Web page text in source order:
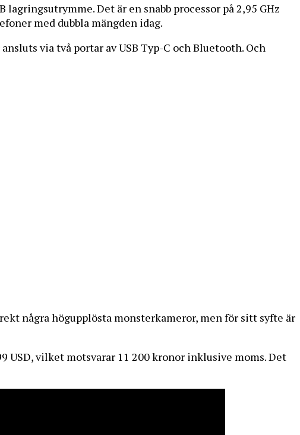
Det är en snabb processor på 2,95 GHz
med dubbla mängden idag.
via två portar av USB Typ-C och Bluetooth. Och
några högupplösta monsterkameror, men för sitt syfte är
USD, vilket motsvarar 11 200 kronor inklusive moms. Det